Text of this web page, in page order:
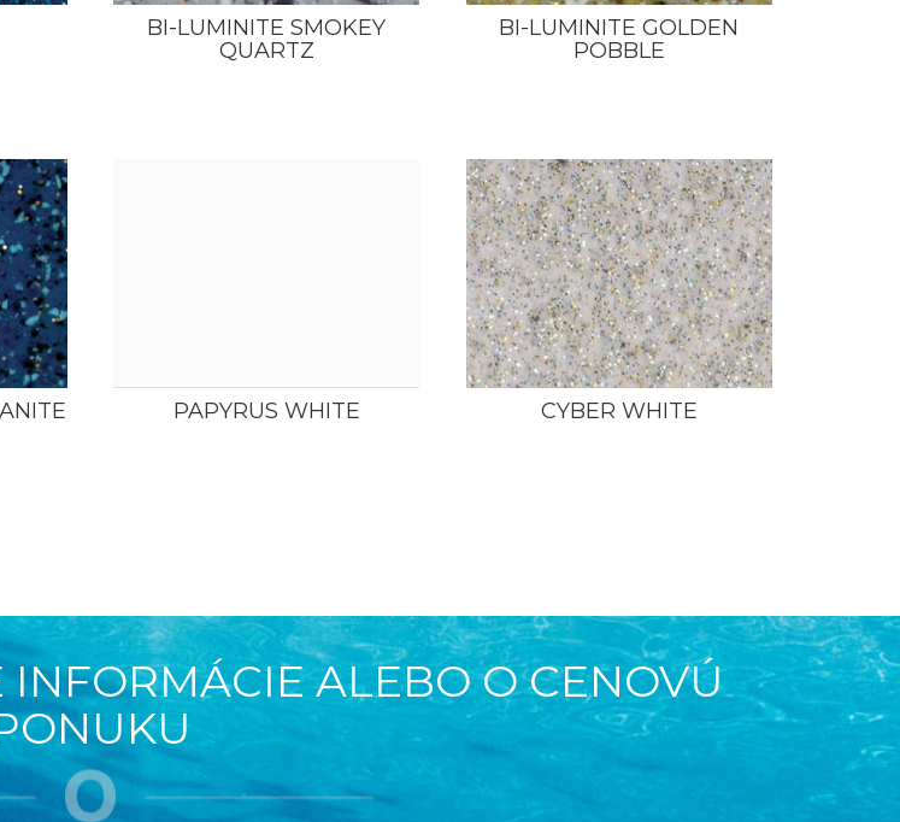
BI-LUMINITE SMOKEY
QUARTZ
BI-LUMINITE GOLDEN
POBBLE
PAPYRUS WHITE CYBER WHITE
ALEBO O CENOVÚ